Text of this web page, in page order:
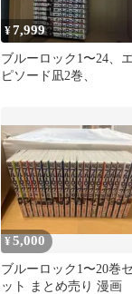
¥7,999
ブルーロック1〜24、エ
ピソード凪2巻、
¥5,000
ブルーロック1〜20巻セ
ット まとめ売り 漫画